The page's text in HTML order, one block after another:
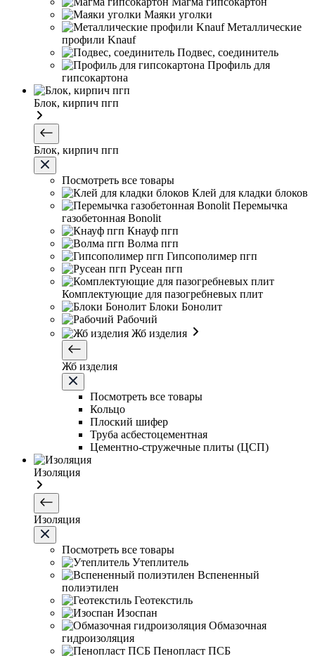
Маяки уголки
Металлические
профили Knauf
Подвес, соединитель
Профиль для
гипсокартона
Блок, кирпич пгп
Блок, кирпич пгп
Посмотреть все товары
Клей для кладки блоков
Перемычка
газобетонная Bonolit
Кнауф пгп
Волма пгп
Гипсополимер пгп
Русеан пгп
Комплектующие для пазогребневых плит
Блоки Бонолит
Рабочий
Жб изделия
Жб изделия
Посмотреть все товары
Кольцо
Плоский шифер
Труба асбестоцементная
Цементно-стружечные плиты (ЦСП)
Изоляция
Изоляция
Посмотреть все товары
Утеплитель
Вспененный
полиэтилен
Геотекстиль
Изоспан
Обмазочная
гидроизоляция
Пенопласт ПСБ